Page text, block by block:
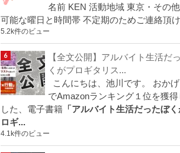
名前 KEN 活動地域 東京・その
可能な曜日と時間帯 不定期のためご連絡頂
5.2k件のビュー
【全文公開】アルバイト生活だ
くがプロギタリス...
こんにちは、池川です。 おかげ
でAmazonランキング１位を獲得
した、電子書籍 「アルバイト生活だったぼ
ロギ...
4.1k件のビュー